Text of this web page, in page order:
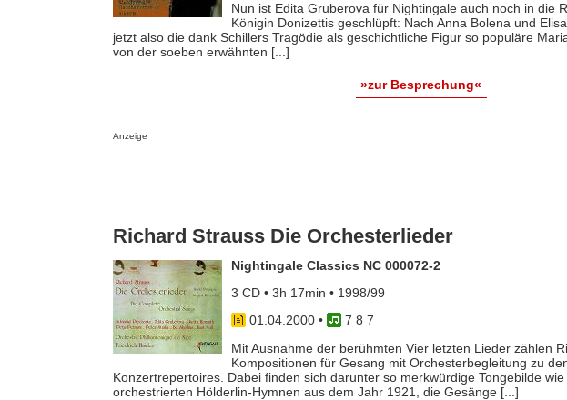
Nun ist Edita Gruberova für Nightingale auch noch in die
Königin Donizettis geschlüpft: Nach Anna Bolena und
jetzt also die dank Schillers Tragödie als geschichtliche Figur so populäre
von der soeben erwähnten [...]
»zur Besprechung«
Anzeige
Richard Strauss Die Orchesterlieder
Nightingale Classics NC 000072-2
3 CD • 3h 17min • 1998/99
01.04.2000•
7 8 7
Mit Ausnahme der berühmten Vier letzten Lieder zählen
Kompositionen für Gesang mit Orchesterbegleitung zu
Konzertrepertoires. Dabei finden sich darunter so merkwürdige Tongebilde
orchestrierten Hölderlin-Hymnen aus dem Jahr 1921, die Gesänge [...]